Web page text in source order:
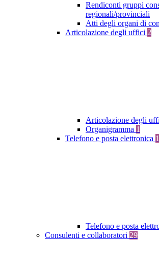
Rendiconti gruppi
regionali/provinciali
Atti degli organi di
Articolazione degli uffici 2
Articolazione degli
Organigramma 1
Telefono e posta elettronica 1
Telefono e posta
Consulenti e collaboratori 29